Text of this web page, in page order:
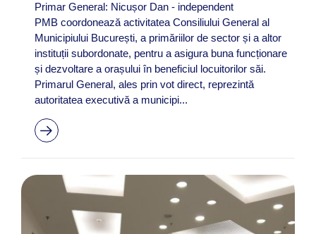
Primar General: Nicușor Dan - independent
PMB coordonează activitatea Consiliului General al
Municipiului București, a primăriilor de sector și a altor
instituții subordonate, pentru a asigura buna funcționare
și dezvoltare a orașului în beneficiul locuitorilor săi.
Primarul General, ales prin vot direct, reprezintă
autoritatea executivă a municipi...